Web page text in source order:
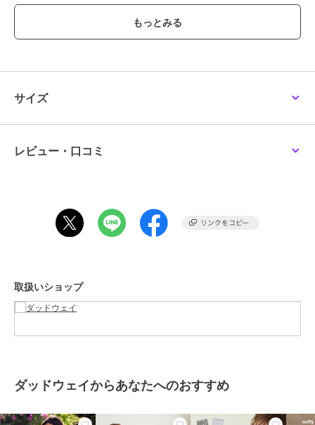
１対面抱き ２前向き抱き ３おんぶ ４ヒップシート単体
【抱き方別対象月齢】
ヒップシート単体 腰がすわった6カ月から48カ月（体重20.4kg）ま
で
な設計。着脱テープがないため、大きな音を立てず簡単に付け外し可
能。お子さまが眠った後の抱きおろしもスムーズです。
■あると嬉しい機能がたくさん バックパネルには日よけフードを内
蔵。定番モデルの「OMNI Breeze（オムニブリーズ）」でもご好評い
時の様々なシーンで大活躍。
いでください。
サイズ
レビュー・口コミ
取扱いショップ
ダッドウェイからあなたへのおすすめ